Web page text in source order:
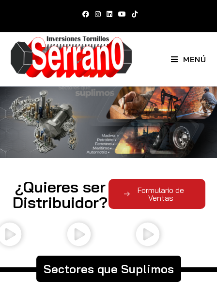
MENÚ
¿Quieres ser
Distribuidor?
Formulario de
Ventas
Sectores que Suplimos